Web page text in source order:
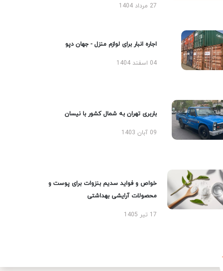
27 مرداد 1404
اجاره انبار برای لوازم منزل - جهان دپو
04 اسفند 1404
باربری تهران به شمال کشور با نیسان
09 آبان 1403
خواص و فواید سدیم بنزوات برای پوست و
محصولات آرایشی بهداشتی
17 تیر 1405